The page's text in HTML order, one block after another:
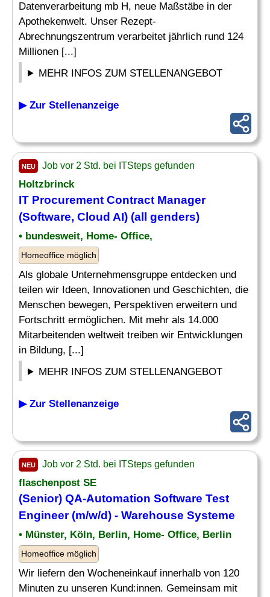
Datenverarbeitung mb H, neue Maßstäbe in der
Apothekenwelt. Unser Rezept-
Abrechnungszentrum verarbeitet jährlich rund 124
Millionen [...]
MEHR INFOS ZUM STELLENANGEBOT
▶ Zur Stellenanzeige
NEU Job vor 2 Std. bei ITSteps gefunden
Holtzbrinck
IT Procurement Contract Manager
(Software, Cloud AI) (all genders)
• bundesweit, Home- Office,
Homeoffice möglich
Als globale Unternehmensgruppe entdecken und
teilen wir Ideen, Innovationen und Geschichten, die
Menschen bewegen, Perspektiven erweitern und
Fortschritt ermöglichen. Mit mehr als 14.000
Mitarbeitenden weltweit treiben wir Entwicklungen
in Bildung, [...]
MEHR INFOS ZUM STELLENANGEBOT
▶ Zur Stellenanzeige
NEU Job vor 2 Std. bei ITSteps gefunden
flaschenpost SE
(Senior) QA-Automation Software Test
Engineer (m/w/d) - Warehouse Systeme
• Münster, Köln, Berlin, Home- Office, Berlin
Homeoffice möglich
Wir liefern den Wocheneinkauf innerhalb von 120
Minuten zu unseren Kund:innen. Gemeinsam mit